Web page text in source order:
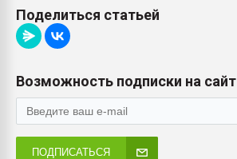
Поделиться статьей
Возможность подписки на сайт
ПОДПИСАТЬСЯ